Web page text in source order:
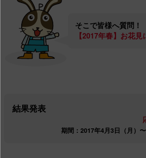
そこで皆様へ質問！
【2017年春】お花
結果発表
期間：2017年4月3日（月）